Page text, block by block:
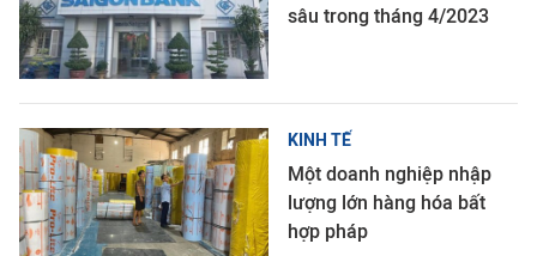
sâu trong tháng 4/2023
KINH TẾ
Một doanh nghiệp nhập
lượng lớn hàng hóa bất
hợp pháp